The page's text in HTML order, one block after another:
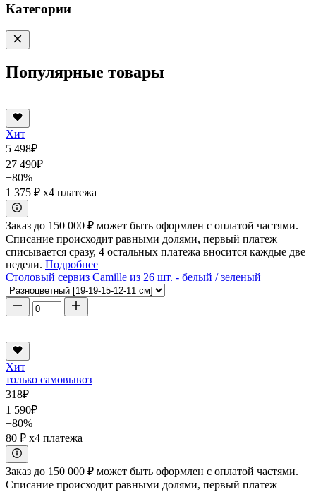
Категории
Популярные товары
Хит
5 498₽
27 490₽
−80%
1 375 ₽ x4 платежа
Заказ до 150 000 ₽ может быть оформлен с оплатой частями.
Списание происходит равными долями, первый платеж
списывается сразу, 4 остальных платежа вносится каждые две
недели. Подробнее
Столовый сервиз Camille из 26 шт. - белый / зеленый
Хит
только самовывоз
318₽
1 590₽
−80%
80 ₽ x4 платежа
Заказ до 150 000 ₽ может быть оформлен с оплатой частями.
Списание происходит равными долями, первый платеж